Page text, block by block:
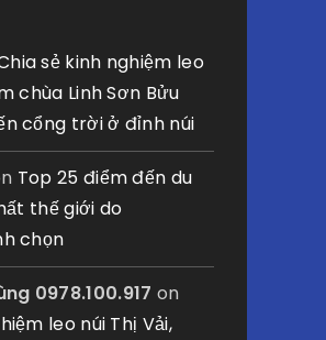
sẻ kinh nghiệm leo
chùa Linh Sơn Bửu
cổng trời ở đỉnh núi
Top 25 điểm đến du
thế giới do
chọn
0978.100.917 on
leo núi Thị Vải,